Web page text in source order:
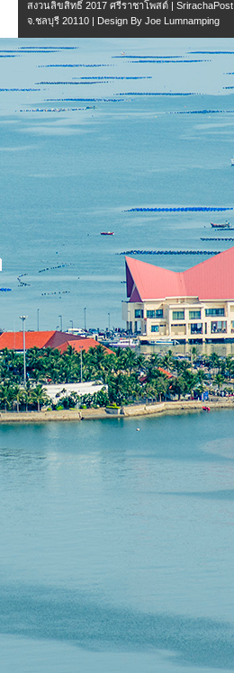
สงวนลิขสิทธิ์ 2017 ศรีราชาโพสต์ | SrirachaPost
จ.ชลบุรี 20110 | Design By Joe Lumnamping